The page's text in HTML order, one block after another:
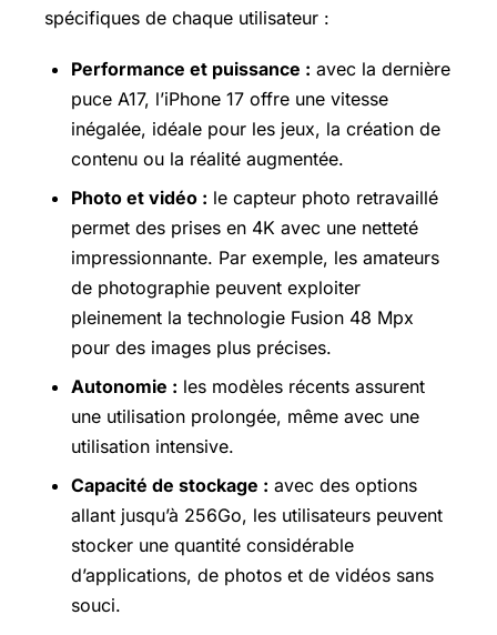
spécifiques de chaque utilisateur :
Performance et puissance : avec la dernière
puce A17, l’iPhone 17 offre une vitesse
inégalée, idéale pour les jeux, la création de
contenu ou la réalité augmentée.
Photo et vidéo : le capteur photo retravaillé
permet des prises en 4K avec une netteté
impressionnante. Par exemple, les amateurs
de photographie peuvent exploiter
pleinement la technologie Fusion 48 Mpx
pour des images plus précises.
Autonomie : les modèles récents assurent
une utilisation prolongée, même avec une
utilisation intensive.
Capacité de stockage : avec des options
allant jusqu’à 256Go, les utilisateurs peuvent
stocker une quantité considérable
d’applications, de photos et de vidéos sans
souci.